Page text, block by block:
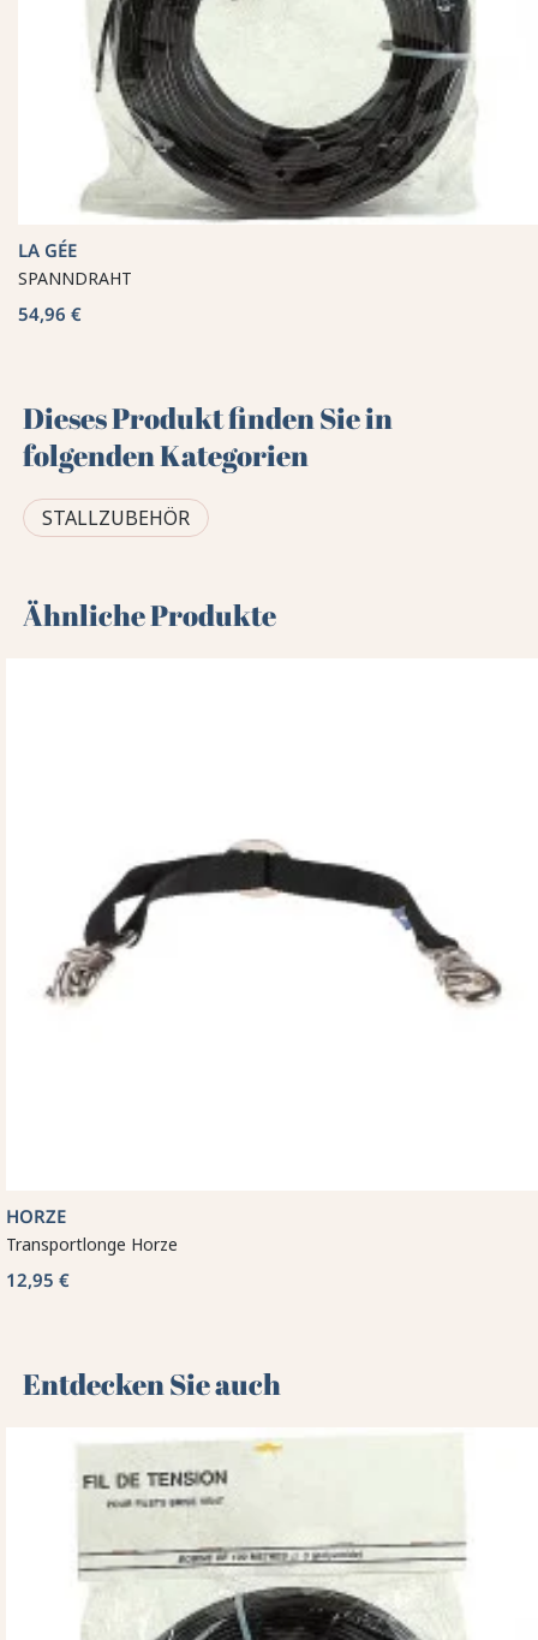
LA GÉE
SPANNDRAHT
54,96 €
Dieses Produkt finden Sie in
folgenden Kategorien
STALLZUBEHÖR
Ähnliche Produkte
HORZE
Transportlonge Horze
12,95 €
Entdecken Sie auch 🌻